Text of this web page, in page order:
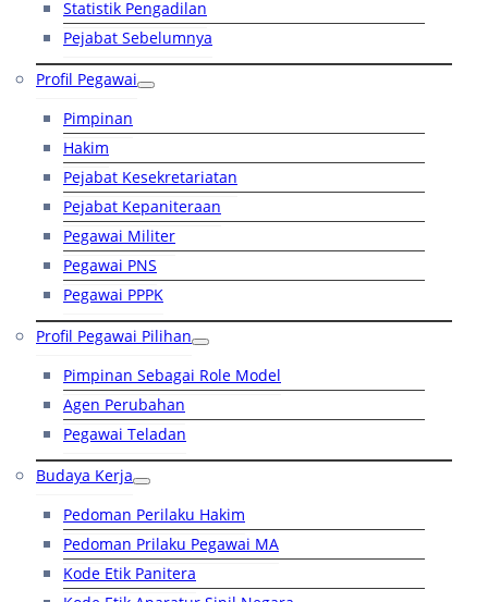
Statistik Pengadilan
Pejabat Sebelumnya
Profil Pegawai
Pimpinan
Hakim
Pejabat Kesekretariatan
Pejabat Kepaniteraan
Pegawai Militer
Pegawai PNS
Pegawai PPPK
Profil Pegawai Pilihan
Pimpinan Sebagai Role Model
Agen Perubahan
Pegawai Teladan
Budaya Kerja
Pedoman Perilaku Hakim
Pedoman Prilaku Pegawai MA
Kode Etik Panitera